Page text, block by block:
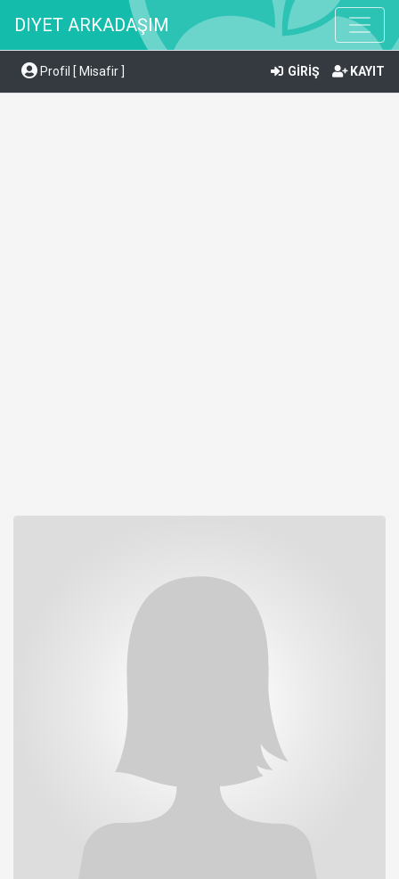
DIYET ARKADAŞIM
Profil [ Misafir ] GİRİŞ KAYIT